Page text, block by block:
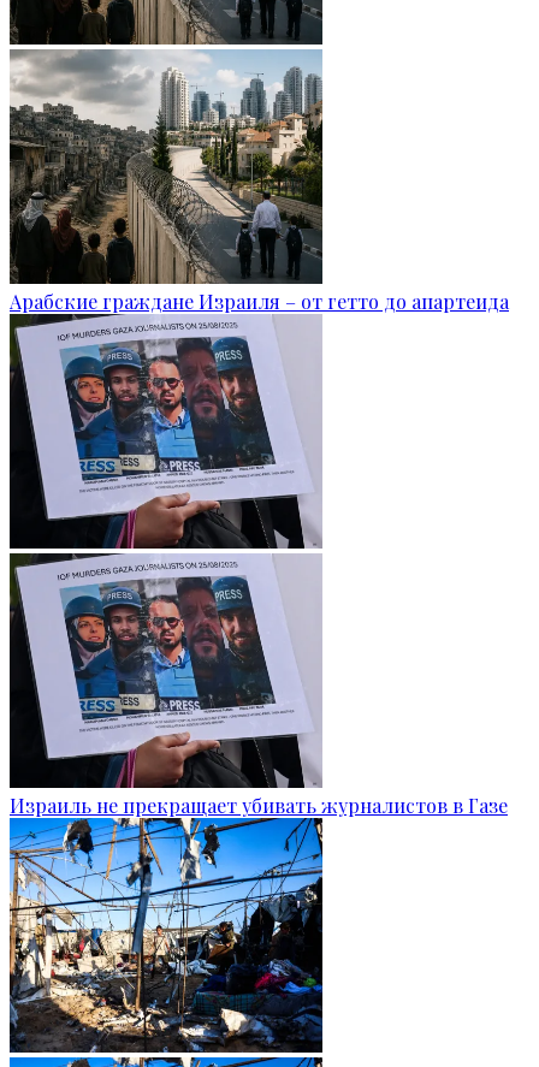
Арабские граждане Израиля – от гетто до апартеида
Израиль не прекращает убивать журналистов в Газе